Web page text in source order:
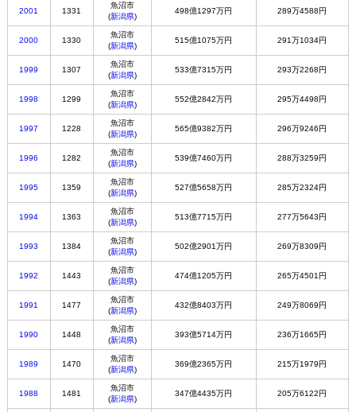
2001 1331
魚沼市
(新潟県)
498億1297万円 289万4588円
2000 1330
魚沼市
(新潟県)
515億1075万円 291万1034円
1999 1307
魚沼市
(新潟県)
533億7315万円 293万2268円
1998 1299
魚沼市
(新潟県)
552億2842万円 295万4498円
1997 1228
魚沼市
(新潟県)
565億9382万円 296万9246円
1996 1282
魚沼市
(新潟県)
539億7460万円 288万3259円
1995 1359
魚沼市
(新潟県)
527億5658万円 285万2324円
1994 1363
魚沼市
(新潟県)
513億7715万円 277万5643円
1993 1384
魚沼市
(新潟県)
502億2901万円 269万8309円
1992 1443
魚沼市
(新潟県)
474億1205万円 265万4501円
1991 1477
魚沼市
(新潟県)
432億8403万円 249万8069円
1990 1448
魚沼市
(新潟県)
393億5714万円 236万1665円
1989 1470
魚沼市
(新潟県)
369億2365万円 215万1979円
1988 1481
魚沼市
(新潟県)
347億4435万円 205万6122円